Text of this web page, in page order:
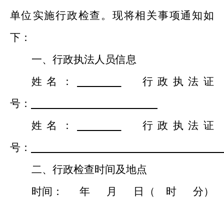
单位 实施行政检查。现将相关事项通知如
下：
一、 行政执法人员信息
姓名：
行政 执法证
号：
姓名：
行政 执法证
号：
二、 行政检查时间及地点
时间：
年 月 日 （ 时
分）